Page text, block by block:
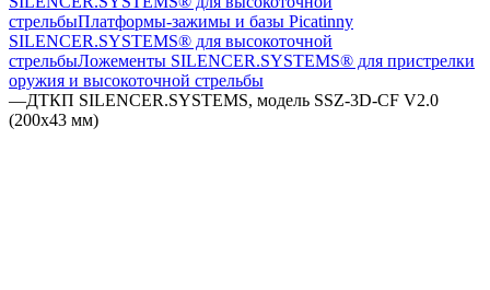
стрельбыПлатформы-зажимы и базы Picatinny
SILENCER.SYSTEMS® для высокоточной
стрельбыЛожементы SILENCER.SYSTEMS® для пристрелки
оружия и высокоточной стрельбы
—ДТКП SILENCER.SYSTEMS, модель SSZ-3D-CF V2.0
(200х43 мм)